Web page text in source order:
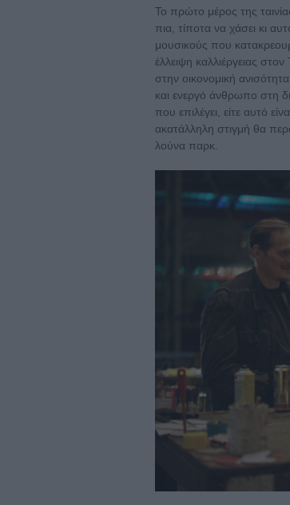
Το πρώτο μέρος της
πια, τίποτα να χάσει κι
μουσικούς που
έλλειψη καλλιέργειας
στην οικονομική
και ενεργό άνθρωπο στη
που επιλέγει, είτε αυτό
ακατάλληλη στιγμή θα
λούνα παρκ.